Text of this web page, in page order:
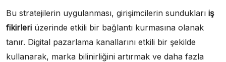
Bu stratejilerin uygulanması, girişimcilerin sundukları iş
fikirleri üzerinde etkili bir bağlantı kurmasına olanak
tanır. Digital pazarlama kanallarını etkili bir şekilde
kullanarak, marka bilinirliğini artırmak ve daha fazla